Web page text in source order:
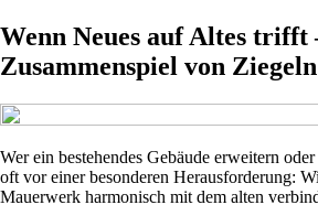
Wenn Neues auf Altes trifft
Zusammenspiel von
Wer ein bestehendes Gebäude erweitern
oft vor einer besonderen Herausforderung:
Mauerwerk harmonisch mit dem alten